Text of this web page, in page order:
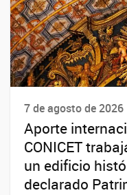
7 de agosto de 2026
Aporte
CONICET
un edificio
declarado